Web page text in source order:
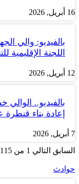
16 أبريل, 2026
بالفيديو: والي
اللجنة الإقليمية
12 أبريل, 2026
بالفيديو..
إعادة بناء
7 أبريل, 2026
السابق التالي 1 من 115
حوادث